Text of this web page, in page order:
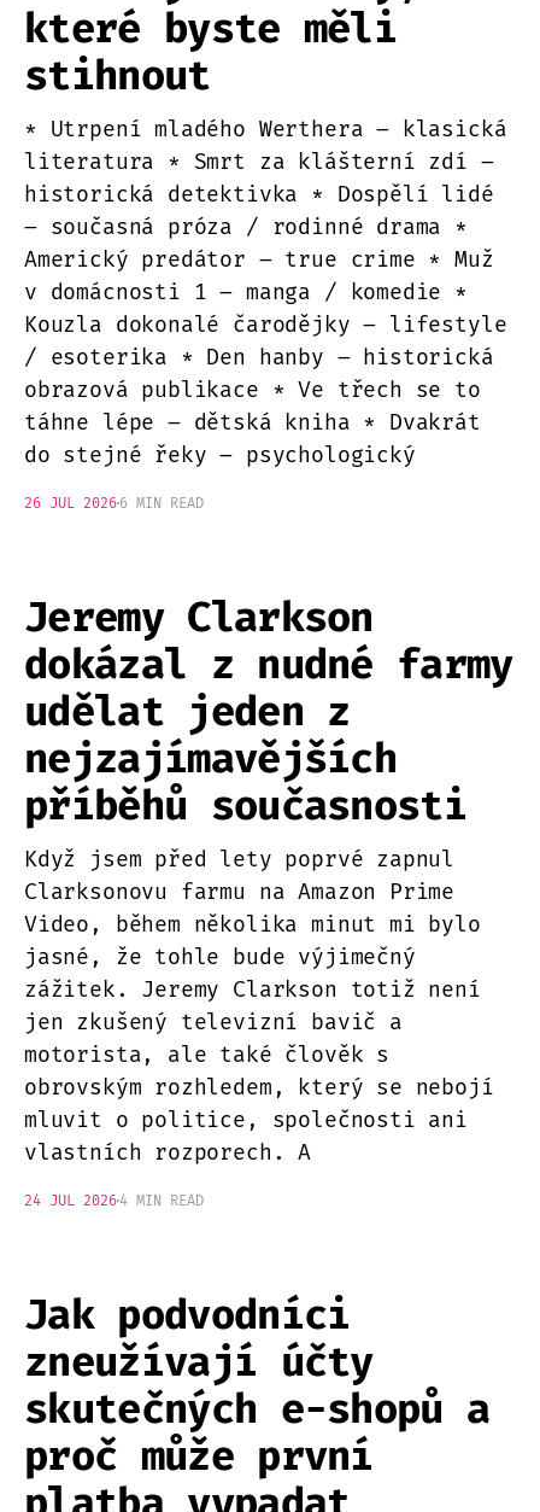
které byste měli
stihnout
* Utrpení mladého Werthera – klasická
literatura * Smrt za klášterní zdí –
historická detektivka * Dospělí lidé
– současná próza / rodinné drama *
Americký predátor – true crime * Muž
v domácnosti 1 – manga / komedie *
Kouzla dokonalé čarodějky – lifestyle
/ esoterika * Den hanby – historická
obrazová publikace * Ve třech se to
táhne lépe – dětská kniha * Dvakrát
do stejné řeky – psychologický
26 JUL 2026 6 MIN READ
Jeremy Clarkson
dokázal z nudné farmy
udělat jeden z
nejzajímavějších
příběhů současnosti
Když jsem před lety poprvé zapnul
Clarksonovu farmu na Amazon Prime
Video, během několika minut mi bylo
jasné, že tohle bude výjimečný
zážitek. Jeremy Clarkson totiž není
jen zkušený televizní bavič a
motorista, ale také člověk s
obrovským rozhledem, který se nebojí
mluvit o politice, společnosti ani
vlastních rozporech. A
24 JUL 2026 4 MIN READ
Jak podvodníci
zneužívají účty
skutečných e-shopů a
proč může první